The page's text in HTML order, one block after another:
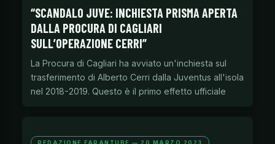
“SCANDALO JUVE: INCHIESTA PRISMA APERTA
DALLA PROCURA DI CAGLIARI
SULL’OPERAZIONE CERRI”
La Procura di Cagliari ha avviato un'inchiesta sul
trasferimento di Alberto Cerri dalla Juventus all'isola
nel 2018-2019. Questo è il primo effetto ufficiale
REDAZIONE FARANTUBE — 20 MARZO 2023